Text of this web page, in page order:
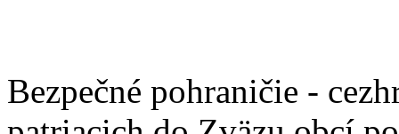
Bezpečné pohraničie -